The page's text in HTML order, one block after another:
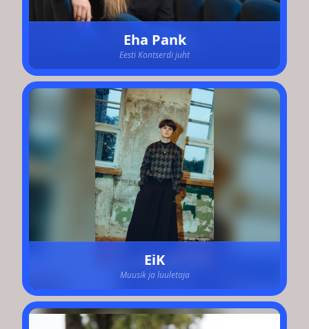
Eha Pank
Eesti Kontserdi juht
EiK
Muusik ja luuletaja